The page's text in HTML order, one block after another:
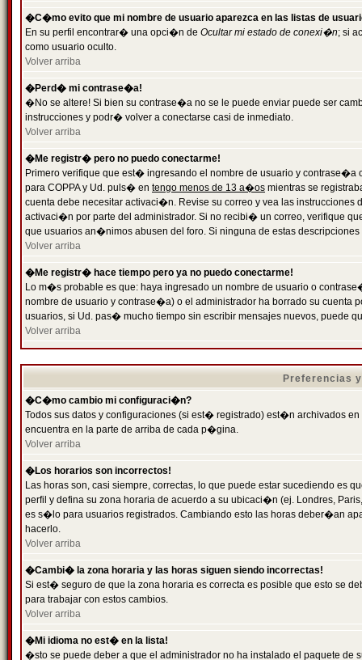
�C�mo evito que mi nombre de usuario aparezca en las listas de
En su perfil encontrar� una opci�n de Ocultar mi estado de conexi�n; si
como usuario oculto.
Volver arriba
�Perd� mi contrase�a!
�No se altere! Si bien su contrase�a no se le puede enviar puede ser
instrucciones y podr� volver a conectarse casi de inmediato.
Volver arriba
�Me registr� pero no puedo conectarme!
Primero verifique que est� ingresando el nombre de usuario y
para COPPA y Ud. puls� en tengo menos de 13 a�os mientras se
cuenta debe necesitar activaci�n. Revise su correo y vea las
activaci�n por parte del administrador. Si no recibi� un correo, verifique
que usuarios an�nimos abusen del foro. Si ninguna de estas
Volver arriba
�Me registr� hace tiempo pero ya no puedo conectarme!
Lo m�s probable es que: haya ingresado un nombre de usuario o
nombre de usuario y contrase�a) o el administrador ha borrado su
usuarios, si Ud. pas� mucho tiempo sin escribir mensajes nuevos, puede
Volver arriba
Preferencias
�C�mo cambio mi configuraci�n?
Todos sus datos y configuraciones (si est� registrado) est�n archivados
encuentra en la parte de arriba de cada p�gina.
Volver arriba
�Los horarios son incorrectos!
Las horas son, casi siempre, correctas, lo que puede estar sucediendo es
perfil y defina su zona horaria de acuerdo a su ubicaci�n (ej. Londres,
es s�lo para usuarios registrados. Cambiando esto las horas deber�an
hacerlo.
Volver arriba
�Cambi� la zona horaria y las horas siguen siendo incorrectas!
Si est� seguro de que la zona horaria es correcta es posible que esto se
para trabajar con estos cambios.
Volver arriba
�Mi idioma no est� en la lista!
�sto se puede deber a que el administrador no ha instalado el paquete